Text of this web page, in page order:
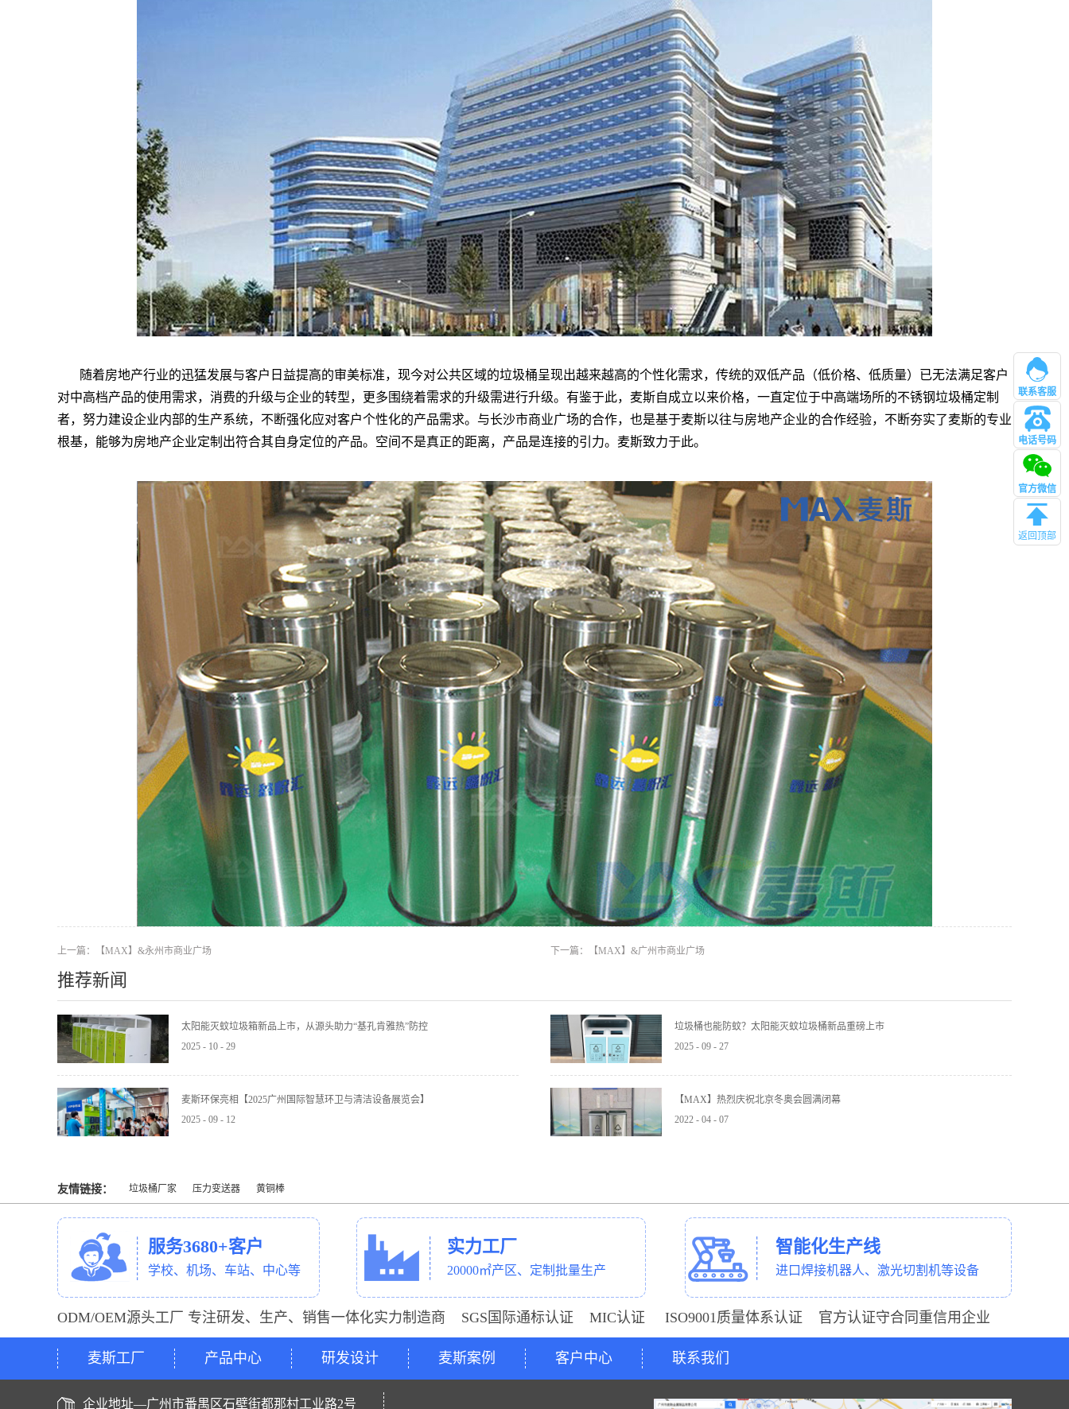
随着房地产行业的迅猛发展与客户日益提高的审美标准，现今对公共区域的垃圾桶呈现出越来越高的个性化需求，传统的双低产品（低价格、低质量）已无法满足客户
对中高档产品的使用需求，消费的升级与企业的转型，更多围绕着需求的升级需进行升级。有鉴于此，麦斯自成立以来价格，一直定位于中高端场所的不锈钢垃圾桶定制
者，努力建设企业内部的生产系统，不断强化应对客户个性化的产品需求。与长沙市商业广场的合作，也是基于麦斯以往与房地产企业的合作经验，不断夯实了麦斯的专业
根基，能够为房地产企业定制出符合其自身定位的产品。空间不是真正的距离，产品是连接的引力。麦斯致力于此。
上一篇： 【MAX】&永州市商业广场 下一篇： 【MAX】&广州市商业广场
推荐新闻
太阳能灭蚊垃圾箱新品上市，从源头助力“基孔肯雅热”防控
2025 - 10 - 29
垃圾桶也能防蚊？太阳能灭蚊垃圾桶新品重磅上市
2025 - 09 - 27
麦斯环保亮相【2025广州国际智慧环卫与清洁设备展览会】
2025 - 09 - 12
【MAX】热烈庆祝北京冬奥会圆满闭幕
2022 - 04 - 07
友情链接： 垃圾桶厂家 压力变送器 黄铜棒
服务3680+客户
学校、机场、车站、中心等
实力工厂
20000㎡产区、定制批量生产
智能化生产线
进口焊接机器人、激光切割机等设备
ODM/OEM源头工厂 专注研发、生产、销售一体化实力制造商 SGS国际通标认证 MIC认证 ISO9001质量体系认证 官方认证守合同重信用企业
麦斯工厂 产品中心 研发设计 麦斯案例 客户中心 联系我们
企业地址—广州市番禺区石壁街都那村工业路2号
联系客服
电话号码
管理
官方微信
返回顶部